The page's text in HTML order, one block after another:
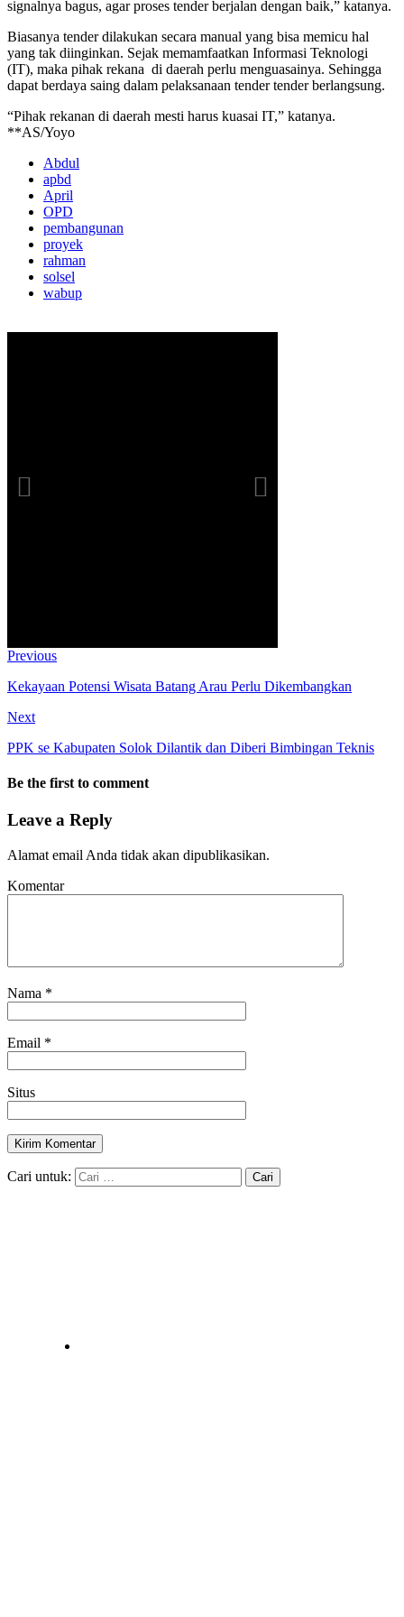
signalnya bagus, agar proses tender berjalan dengan baik,” katanya.
Biasanya tender dilakukan secara manual yang bisa memicu hal
yang tak diinginkan. Sejak memamfaatkan Informasi Teknologi
(IT), maka pihak rekana di daerah perlu menguasainya. Sehingga
dapat berdaya saing dalam pelaksanaan tender tender berlangsung.
“Pihak rekanan di daerah mesti harus kuasai IT,” katanya.
**AS/Yoyo
Abdul
apbd
April
OPD
pembangunan
proyek
rahman
solsel
wabup
Previous
Kekayaan Potensi Wisata Batang Arau Perlu Dikembangkan
Next
PPK se Kabupaten Solok Dilantik dan Diberi Bimbingan Teknis
Be the first to comment
Leave a Reply
Alamat email Anda tidak akan dipublikasikan.
Komentar
Nama *
Email *
Situs
Cari untuk: